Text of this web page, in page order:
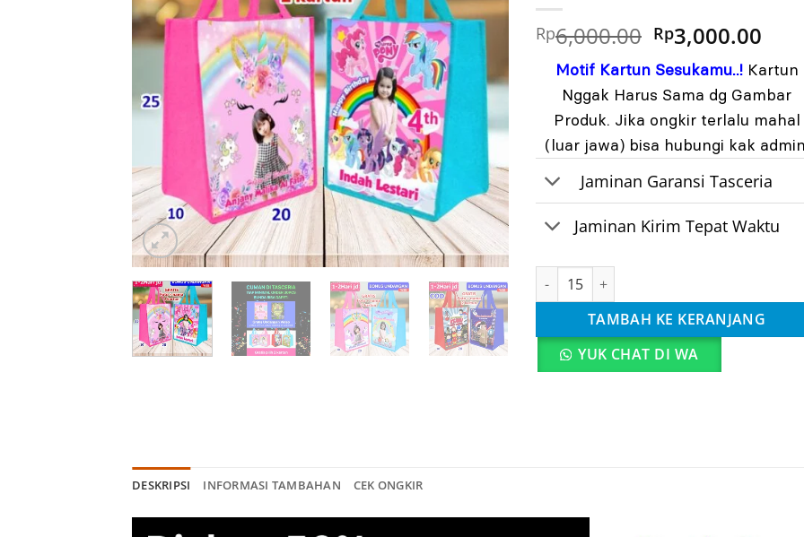
Rp6,000.00 Harga
aslinya
adalah:
Rp6,000.00.
Rp3,000.00
ini
Motif Kartun Sesukamu..!Kartun
Nggak Harus Sama dg Gambar
Produk. Jika ongkir terlalu mahal
(luar jawa) bisa hubungi kak
Jaminan Garansi Tasceria
Jaminan Kirim Tepat Waktu
Kuantitas Tas Bingkisan Tas Ulang Tahun
TAMBAH KE KERANJANG
YUK CHAT DI WA
DESKRIPSI INFORMASI TAMBAHAN CEK ONGKIR